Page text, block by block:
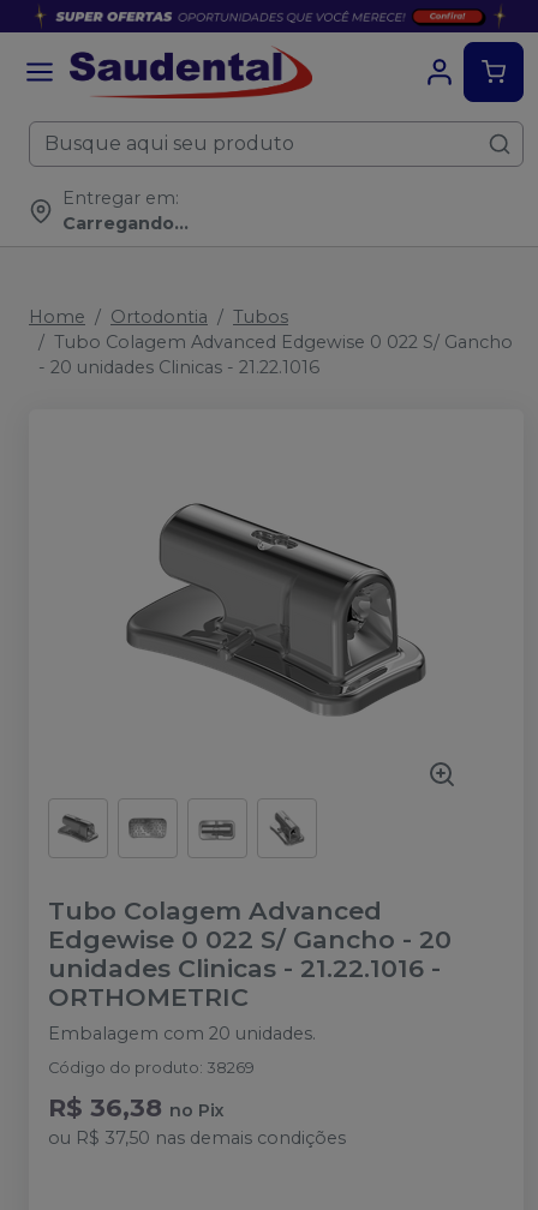
Entregar em:
Carregando...
Home Ortodontia
Tubos
Tubo Colagem Advanced Edgewise 0 022 S/ Gancho
- 20 unidades Clinicas - 21.22.1016
Tubo Colagem Advanced
Edgewise 0 022 S/ Gancho - 20
unidades Clinicas - 21.22.1016 -
ORTHOMETRIC
Embalagem com 20 unidades.
Código do produto: 38269
R$ 36,38 no Pix
ou R$ 37,50 nas demais condições